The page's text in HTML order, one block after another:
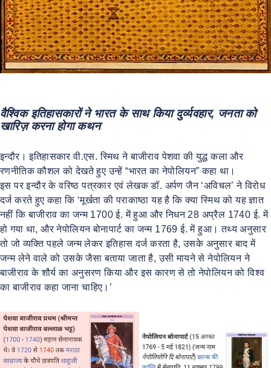
वैश्विक इतिहासकारों ने भारत के साथ किया दुर्व्यवहार, जनता को
खारिज़ करना होगा कथन
इन्दौर। इतिहासकार वी.एस. स्मिथ ने बाजीराव पेशवा की युद्ध कला और
रणनीतिक कौशल को देखते हुए उन्हें “भारत का नेपोलियन” कहा था।
इस पर इन्दौर के वरिष्ठ पत्रकार एवं लेखक डॉ. अर्पण जैन ‘अविचल’ ने विरोध
दर्ज करते हुए कहा कि ‘मूर्खता की पराकाष्ठा यह है कि क्या स्मिथ को यह ज्ञात
नहीं कि बाजीराव का जन्म 1700 ई. में हुआ और निधन 28 अप्रैल 1740 ई. में
हो गया था, और नेपोलियन बोनापार्ट का जन्म 1769 ई. में हुआ। तथ्य अनुसार
तो जो व्यक्ति पहले जन्म लेकर इतिहास दर्ज करता है, उसके अनुसार बाद में
जन्म लेने वाले को उसके जैसा बताया जाता है, उसी मायने से नेपोलियन ने
बाजीराव के शौर्य का अनुसरण किया और इस कारण से तो नेपोलियन को विश्व
का बाजीराव कहा जाना चाहिए।’